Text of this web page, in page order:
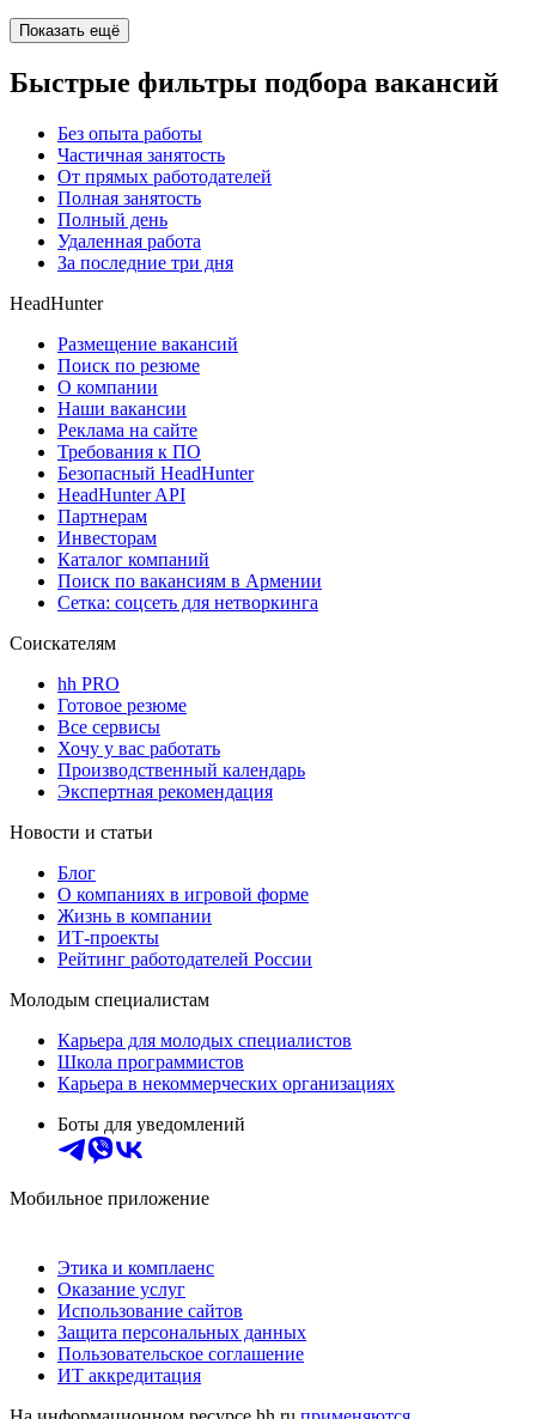
Показать ещё
Быстрые фильтры подбора вакансий
Без опыта работы
Частичная занятость
От прямых работодателей
Полная занятость
Полный день
Удаленная работа
За последние три дня
HeadHunter
Размещение вакансий
Поиск по резюме
О компании
Наши вакансии
Реклама на сайте
Требования к ПО
Безопасный HeadHunter
HeadHunter API
Партнерам
Инвесторам
Каталог компаний
Поиск по вакансиям в Армении
Сетка: соцсеть для нетворкинга
Соискателям
hh PRO
Готовое резюме
Все сервисы
Хочу у вас работать
Производственный календарь
Экспертная рекомендация
Новости и статьи
Блог
О компаниях в игровой форме
Жизнь в компании
ИТ-проекты
Рейтинг работодателей России
Молодым специалистам
Карьера для молодых специалистов
Школа программистов
Карьера в некоммерческих организациях
Боты для уведомлений
Мобильное приложение
Этика и комплаенс
Оказание услуг
Использование сайтов
Защита персональных данных
Пользовательское соглашение
ИТ аккредитация